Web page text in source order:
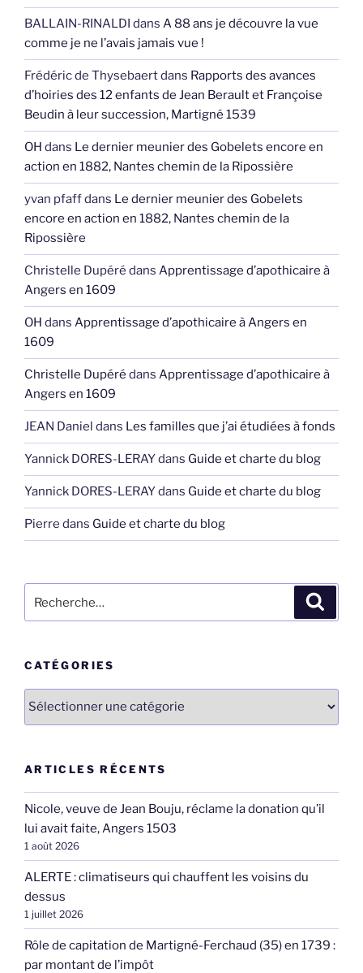
BALLAIN-RINALDI dans A 88 ans je découvre la vue
comme je ne l’avais jamais vue !
Frédéric de Thysebaertdans Rapports des avances
d’hoiries des 12 enfants de Jean Berault et Françoise
Beudin à leur succession, Martigné 1539
OH dans Le dernier meunier des Gobelets encore en
action en 1882, Nantes chemin de la Ripossière
yvan pfaffdans Le dernier meunier des Gobelets
encore en action en 1882, Nantes chemin de la
Ripossière
Christelle Dupéré dans Apprentissage d’apothicaire à
Angers en 1609
OH dans Apprentissage d’apothicaire à Angers en
1609
Christelle Dupéré dans Apprentissage d’apothicaire à
Angers en 1609
JEAN Daniel dans Les familles que j’ai étudiées à fonds
Yannick DORES-LERAYdans Guide et charte du blog
Yannick DORES-LERAYdans Guide et charte du blog
Pierre dans Guide et charte du blog
pour
CATÉGORIES
Catégories
ARTICLES RÉCENTS
Nicole, veuve de Jean Bouju, réclame la donation qu’il
lui avait faite, Angers 1503
1 août 2026
ALERTE : climatiseurs qui chauffent les voisins du
dessus
1 juillet 2026
Rôle de capitation de Martigné-Ferchaud (35) en 1739 :
par montant de l’impôt